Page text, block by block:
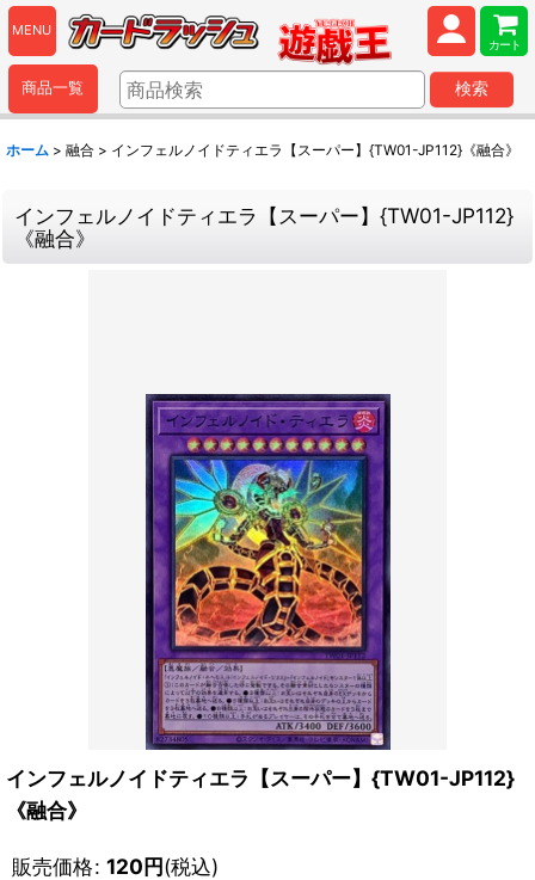
MENU
カート
商品一覧 検索
ホーム > 融合 > インフェルノイドティエラ【スーパー】{TW01-JP112}《融合》
インフェルノイドティエラ【スーパー】{TW01-JP112}
《融合》
インフェルノイドティエラ【スーパー】{TW01-JP112}
《融合》
販売価格: 120円(税込)